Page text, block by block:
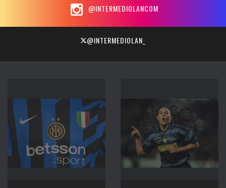
@INTERMEDIOLANCOM
@INTERMEDIOLAN_